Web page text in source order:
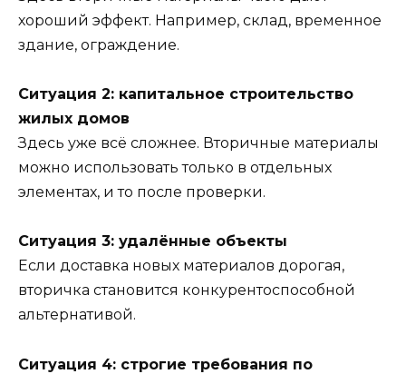
хороший эффект. Например, склад, временное
здание, ограждение.
Ситуация 2: капитальное строительство
жилых домов
Здесь уже всё сложнее. Вторичные материалы
можно использовать только в отдельных
элементах, и то после проверки.
Ситуация 3: удалённые объекты
Если доставка новых материалов дорогая,
вторичка становится конкурентоспособной
альтернативой.
Ситуация 4: строгие требования по